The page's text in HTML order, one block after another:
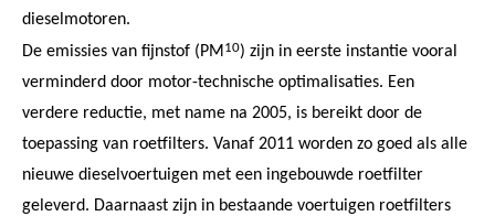
dieselmotoren.
De emissies van fijnstof (PM 10) zijn in eerste instantie vooral
verminderd door motor-technische optimalisaties. Een
verdere reductie, met name na 2005, is bereikt door de
toepassing van roetfilters. Vanaf 2011 worden zo goed als alle
nieuwe dieselvoertuigen met een ingebouwde roetfilter
geleverd. Daarnaast zijn in bestaande voertuigen roetfilters